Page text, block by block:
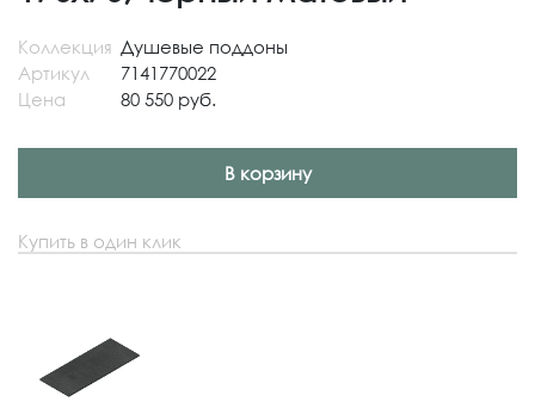
Коллекция Душевые поддоны
Артикул
7141770022
Цена
80 550 руб.
В корзину
Купить в один клик